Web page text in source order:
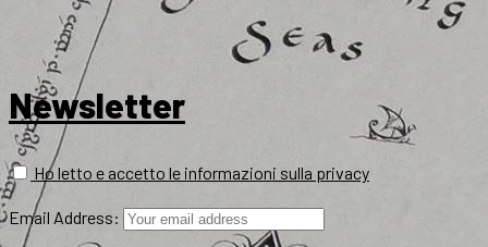
Newsletter
Ho letto e accetto le informazioni sulla privacy
Email Address: